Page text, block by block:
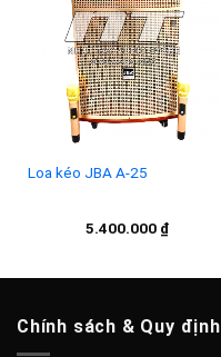
Loa kéo JBA A-25
5.400.000 ₫
Chính sách & Quy định